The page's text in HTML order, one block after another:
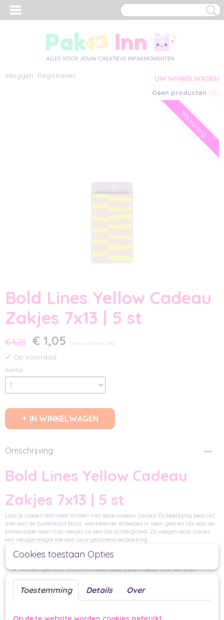
Inloggen Registreren UW WINKELWAGEN
Geen producten (0)
16% korting
Bold Lines Yellow Cadeau
Zakjes 7x13 | 5 st
€ 1,25 € 1,05 (inclusief btw 21%)
✓ Op voorraad
Aantal
IN WINKELWAGEN
Omschrijving
Bold Lines Yellow Cadeau
Zakjes 7x13 | 5 st
Laat je inpakcreativiteit stralen met deze cadeau zakjes! Dubbelzijdig bedrukt
met aan de buitenkant basic wankelende streepjes in neon geel en lila. aan de
binnenzijde neon roze vlekjes op een lila achtergrond. Zo voegen deze zakjes
een vleugje magie toe aan jouw geschenkverpakking.
Praktisch Perfect:
Afmetingen van 7x13 cm maken deze zakjes ideaal voor het snel,
makkelijk, en mooi verpakken van lastige vormen.
Cookies toestaan Opties
Toestemming Details Over